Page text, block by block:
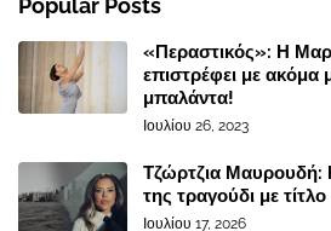
Popular Posts
«Περαστικός»: Η
επιστρέφει με ακόμα
μπαλάντα!
Ιουλίου 26, 2023
Τζώρτζια Μαυρουδή:
της τραγούδι με
Ιουλίου 17, 2026